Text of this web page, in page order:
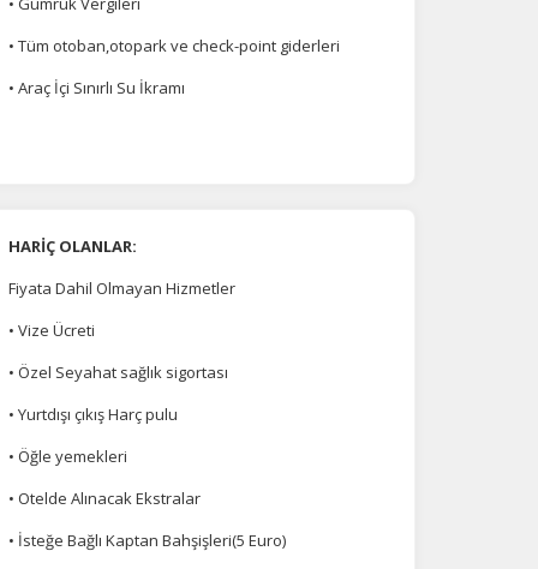
• Tüm otoban,otopark ve check-point giderleri
• Araç İçi Sınırlı Su İkramı
HARİÇ OLANLAR:
Fiyata Dahil Olmayan Hizmetler
• Vize Ücreti
• Özel Seyahat sağlık sigortası
• Yurtdışı çıkış Harç pulu
• Öğle yemekleri
• Otelde Alınacak Ekstralar
• İsteğe Bağlı Kaptan Bahşişleri(5 Euro)